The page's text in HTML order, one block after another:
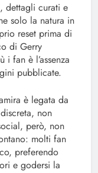
dettagli curati e
solo la natura in
reset prima di
di Gerry
fan è l’assenza
pubblicate.
è legata da
non
però, non
molti fan
preferendo
e godersi la